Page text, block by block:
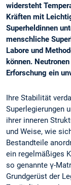
widersteht
Kräften mit
Superheldinnen
menschliche
Labore und
können.
Erforschung ein
Ihre Stabilität
Superlegierungen
ihrer inneren
und Weise, wie
Bestandteile
ein regelmäßiges
so genannte γ-
Grundgerüst der